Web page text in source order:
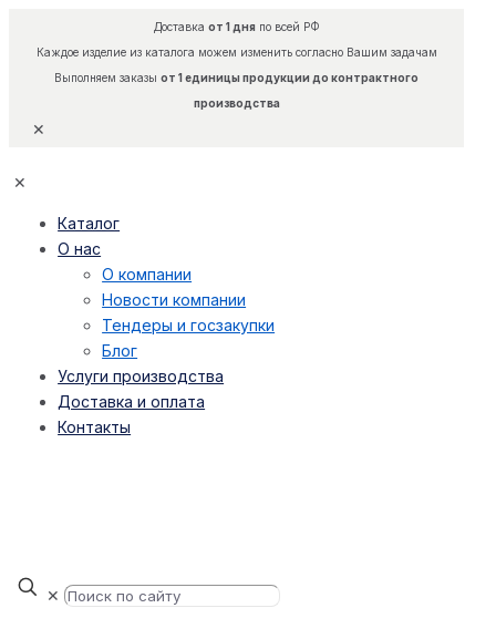
Доставка от 1 дняпо всей РФ
Каждое изделие из каталога можем изменить согласно Вашим задачам
Выполняем заказы от 1 единицы продукции до контрактного
производства
✕
✕
Каталог
О нас
О компании
Новости компании
Тендеры и госзакупки
Блог
Услуги производства
Доставка и оплата
Контакты
✕